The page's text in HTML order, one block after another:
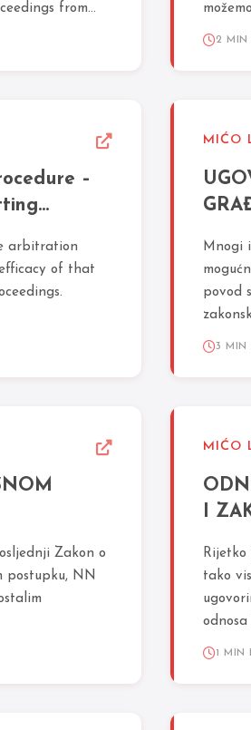
from...
2 MIN
–
arbitration
of that
MIĆO
Mnogi
povod
3 MIN
Zakon o
postupku, NN
MIĆO
I
Rijetko
tako
odnosa
1 MIN